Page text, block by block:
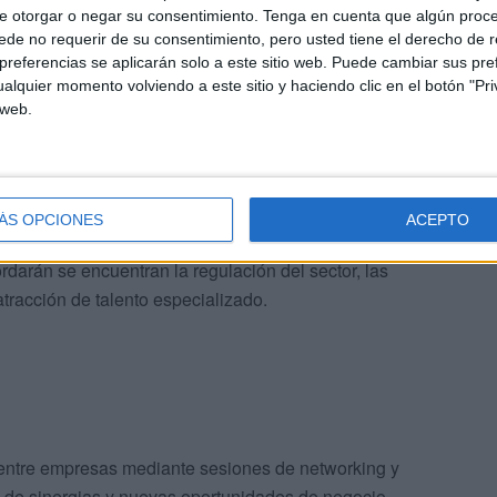
otorgar o negar su consentimiento. Tenga en cuenta que algún
no requerir de su consentimiento, pero usted tiene el derecho de
se aplicarán solo a este sitio web. Puede cambiar sus
momento volviendo a este sitio y haciendo clic en el botón
OPCIONES ACEPTO
visita guiada a bordo del barco turístico Desnarigado,
los asistentes participarán en un cóctel de
, con actuaciones en directo, gastronomía local y un
a la
empresarial
de Ceuta como un entorno ideal para invertir,
eljuego online, la tecnología financiera y las
se encuentran la regulación del sector, las
de talento especializado.
empresas mediante sesiones de networking y